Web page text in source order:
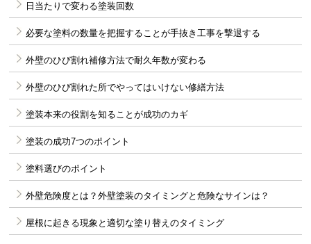
日当たりで変わる塗装回数
必要な塗料の数量を把握することが手抜き工事を撃退する
外壁のひび割れ補修方法で耐久年数が変わる
外壁のひび割れた所でやってはいけない修繕方法
塗装本来の役割を知ることが成功のカギ
塗装の成功7つのポイント
塗料選びのポイント
外壁危険度とは？外壁塗装のタイミングと危険なサインは？
屋根に起きる現象と適切な塗り替えのタイミング